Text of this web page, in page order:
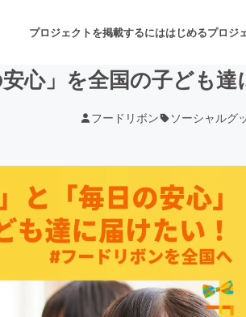
プロジェクトを掲載するにははじめるプロジ
音楽 舞
ゲーム・サービス開発
書籍・雑誌出版 アニ
安心」を全国の子ども
フードリボン ソーシャルグ